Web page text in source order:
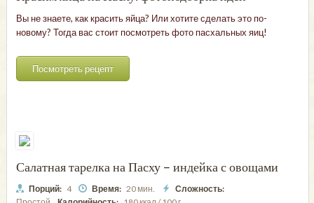
Вы не знаете, как красить яйца? Или хотите сделать это по-
новому? Тогда вас стоит посмотреть фото пасхальных яиц!
Посмотреть рецепт
Салатная тарелка на Пасху – индейка с овощами
Порций: 4 Время: 20 мин.
Сложность: